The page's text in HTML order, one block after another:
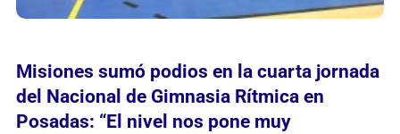
Misiones sumó podios en la cuarta jornada
del Nacional de Gimnasia Rítmica en
Posadas: “El nivel nos pone muy